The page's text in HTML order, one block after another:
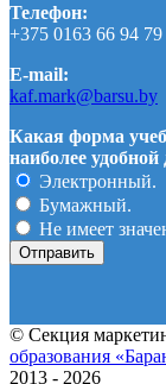
Телефон:
+375 0163 66 94 79
E-mail:
kaf.mark@barsu.by
Какая форма
наиболее удобной
Электронный.
Бумажный.
Не имеет
© Секция
образования
2013 - 2026